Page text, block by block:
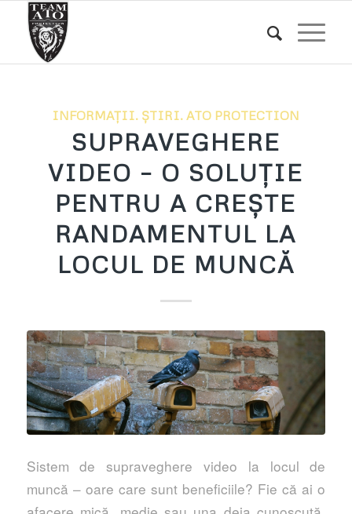
INFORMAȚII. ȘTIRI. ATO PROTECTION
SUPRAVEGHERE
VIDEO – O SOLUȚIE
PENTRU A CREȘTE
RANDAMENTUL LA
LOCUL DE MUNCĂ
Sistem de supraveghere video la locul de
muncă – oare care sunt beneficiile? Fie că ai o